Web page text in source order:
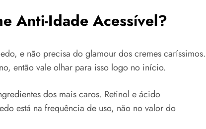
Anti-Idade Acessível?
e não precisa do glamour dos cremes caríssimos.
então vale olhar para isso logo no início.
dos mais caros. Retinol e ácido
está na frequência de uso, não no valor do